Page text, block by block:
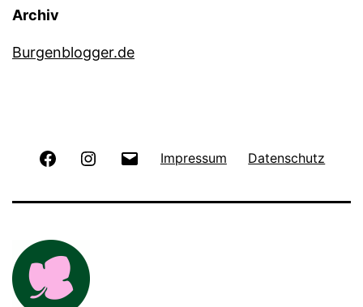
Archiv
Burgenblogger.de
FacebookInstagram Impressum Datenschutz